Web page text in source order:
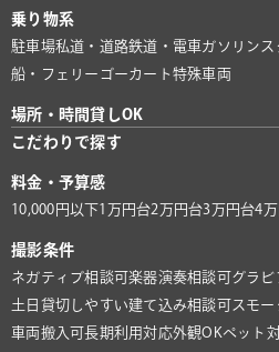
乗り物系
駐車場私道・道路鉄道・電車 ガソリンス
船・フェリー ゴーカート特殊車両
場所・時間貸しOK
こだわりで探す
料金・予算感
10,000円以下1万円台2万円台3万円台4
撮影条件
ネガティブ相談可楽器演奏相談可 グラビ
土日貸切しやすい建て込み相談可 スモー
車両搬入可長期利用対応外観OKペット